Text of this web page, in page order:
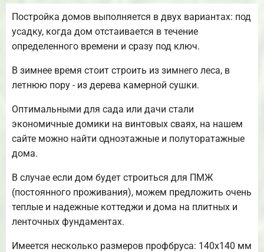
Постройка домов выполняется в двух вариантах: под
усадку, когда дом отстаивается в течение
определенного времени и сразу под ключ.
В зимнее время стоит строить из зимнего леса, в
летнюю пору - из дерева камерной сушки.
Оптимальными для сада или дачи стали
экономичные домики на винтовых сваях, на нашем
сайте можно найти одноэтажные и полуторатажные
дома.
В случае если дом будет строиться для ПМЖ
(постоянного проживания), можем предложить очень
теплые и надежные коттеджи и дома на плитных и
ленточных фундаментах.
Имеется несколько размеров профбруса: 140х140 мм